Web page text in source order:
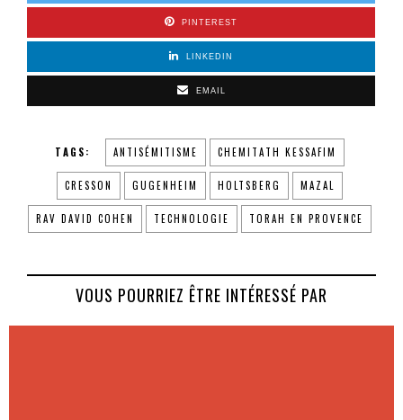
PINTEREST
LINKEDIN
EMAIL
TAGS: ANTISÉMITISME CHEMITATH KESSAFIM
CRESSON GUGENHEIM HOLTSBERG MAZAL
RAV DAVID COHEN TECHNOLOGIE TORAH EN PROVENCE
VOUS POURRIEZ ÊTRE INTÉRESSÉ PAR